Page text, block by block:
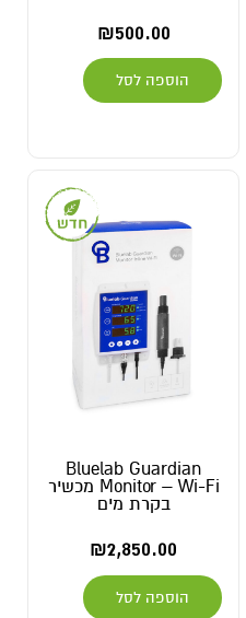
₪500.00
הוספה לסל
Bluelab Guardian
Monitor – Wi-Fi מכשיר
בקרת מים
₪2,850.00
הוספה לסל